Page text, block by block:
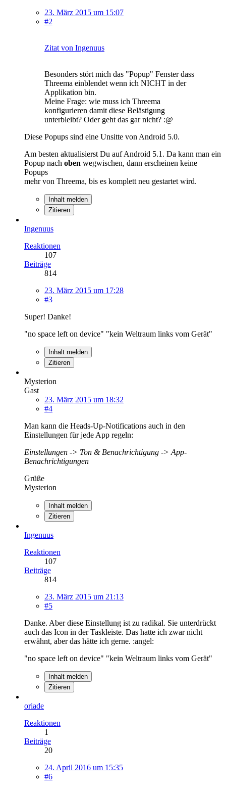
23. März 2015 um 15:07
#2
Zitat von Ingenuus
Besonders stört mich das "Popup" Fenster dass
Threema einblendet wenn ich NICHT in der
Applikation bin.
Meine Frage: wie muss ich Threema
konfigurieren damit diese Belästigung
unterbleibt? Oder geht das gar nicht? :@
Diese Popups sind eine Unsitte von Android 5.0.
Am besten aktualisierst Du auf Android 5.1. Da kann man ein
Popup nach oben wegwischen, dann erscheinen keine
Popups
mehr von Threema, bis es komplett neu gestartet wird.
Inhalt melden
Zitieren
Ingenuus
Reaktionen
107
Beiträge
814
23. März 2015 um 17:28
#3
Super! Danke!
"no space left on device" "kein Weltraum links vom Gerät"
Inhalt melden
Zitieren
Mysterion
Gast
23. März 2015 um 18:32
#4
Man kann die Heads-Up-Notifications auch in den
Einstellungen für jede App regeln:
Einstellungen -> Ton & Benachrichtigung -> App-
Benachrichtigungen
Grüße
Mysterion
Inhalt melden
Zitieren
Ingenuus
Reaktionen
107
Beiträge
814
23. März 2015 um 21:13
#5
Danke. Aber diese Einstellung ist zu radikal. Sie unterdrückt
auch das Icon in der Taskleiste. Das hatte ich zwar nicht
erwähnt, aber das hätte ich gerne. :angel:
"no space left on device" "kein Weltraum links vom Gerät"
Inhalt melden
Zitieren
oriade
Reaktionen
1
Beiträge
20
24. April 2016 um 15:35
#6